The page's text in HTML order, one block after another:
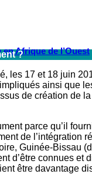
Afrique de l’Ouest
?
les 17 et 18 juin
ainsi que
de création de
parce qu’il
de l’intégration
Guinée-Bissau
d’être connues
être davantage